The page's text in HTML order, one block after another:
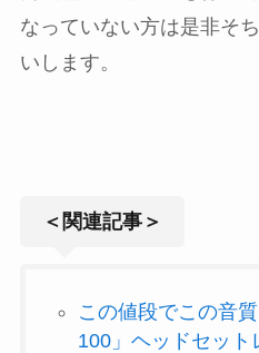
なっていない方は是非そ
いします。
＜関連記事＞
この値段でこの音
100」ヘッドセット